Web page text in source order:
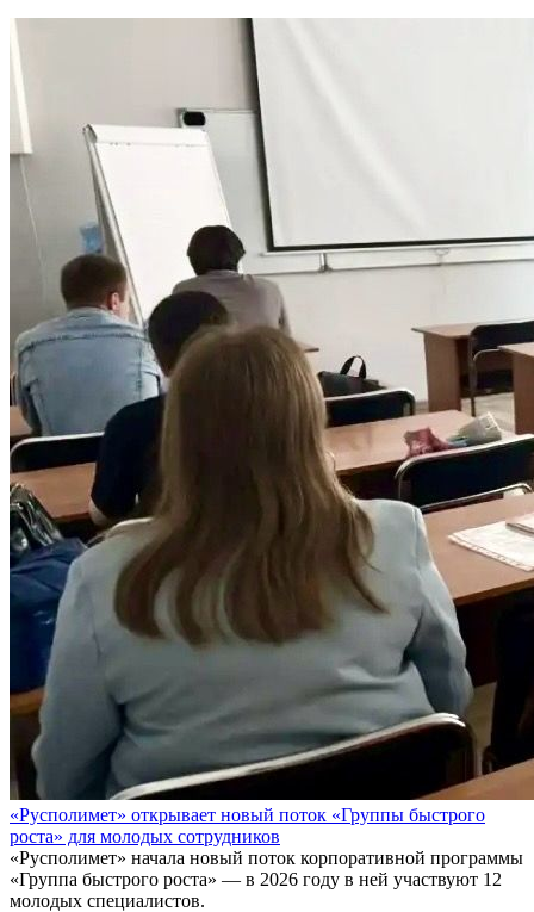
«Русполимет» открывает новый поток «Группы быстрого
роста» для молодых сотрудников
«Русполимет» начала новый поток корпоративной программы
«Группа быстрого роста» — в 2026 году в ней участвуют 12
молодых специалистов.